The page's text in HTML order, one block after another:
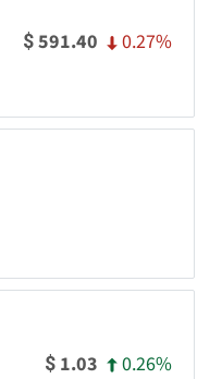
$591.40 0.27%
$ 1.03 0.26%